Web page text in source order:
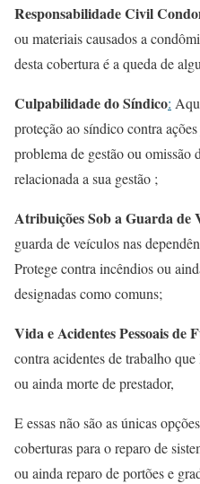
Responsabilidade Civil
ou materiais causados a
desta cobertura é a queda de
Culpabilidade do Síndico:
proteção ao síndico contra
problema de gestão ou omissão
relacionada a sua gestão ;
Atribuições Sob a Guarda de
guarda de veículos nas
Protege contra incêndios ou
designadas como comuns;
Vida e Acidentes Pessoais de
contra acidentes de trabalho
ou ainda morte de prestador,
E essas não são as únicas
coberturas para o reparo de
ou ainda reparo de portões e